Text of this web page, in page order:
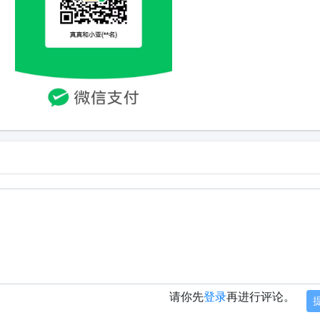
请你先登录再进行评论。